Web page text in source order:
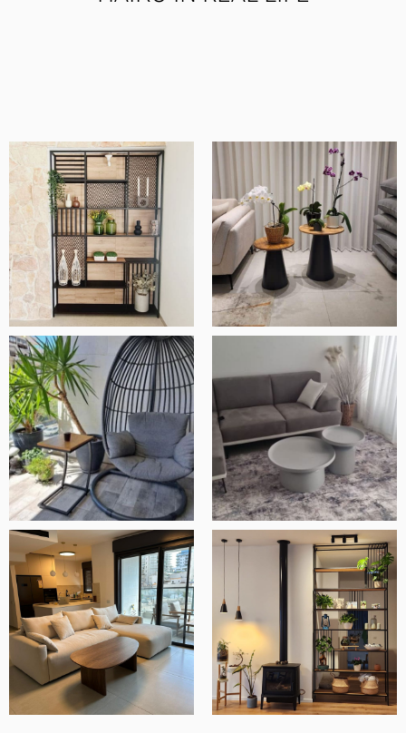
מוצרים איכותיים ומוקפדים, שירות ויחס מדהים
ובסך הכל חנות ברמה אחרת.
אלעד שלף